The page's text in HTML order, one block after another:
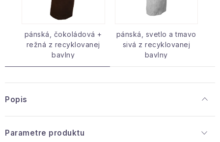
pánská, čokoládová +
režná z recyklovanej
bavlny
pánská, svetlo a tmavo
sivá z recyklovanej
bavlny
Popis
Parametre produktu